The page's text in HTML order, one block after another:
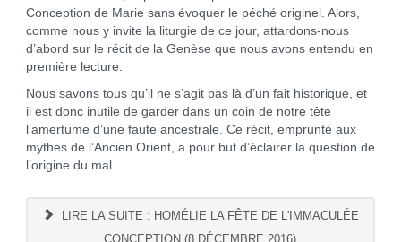
Conception de Marie sans évoquer le péché originel. Alors,
comme nous y invite la liturgie de ce jour, attardons-nous
d’abord sur le récit de la Genèse que nous avons entendu en
première lecture.
Nous savons tous qu’il ne s’agit pas là d’un fait historique, et
il est donc inutile de garder dans un coin de notre tête
l’amertume d’une faute ancestrale. Ce récit, emprunté aux
mythes de l’Ancien Orient, a pour but d’éclairer la question de
l’origine du mal.
LIRE LA SUITE : HOMÉLIE LA FÊTE DE L'IMMACULÉE
CONCEPTION (8 DÉCEMBRE 2016)